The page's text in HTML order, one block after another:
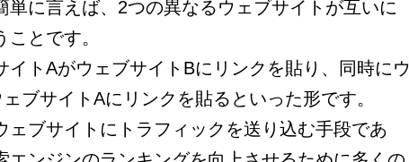
単に言えば、2つの異なるウェブサイトが互いに
ことです。
イトAがウェブサイトBにリンクを貼り、同時にウ
ブサイトAにリンクを貼るといった形です。
ェブサイトにトラフィックを送り込む手段であ